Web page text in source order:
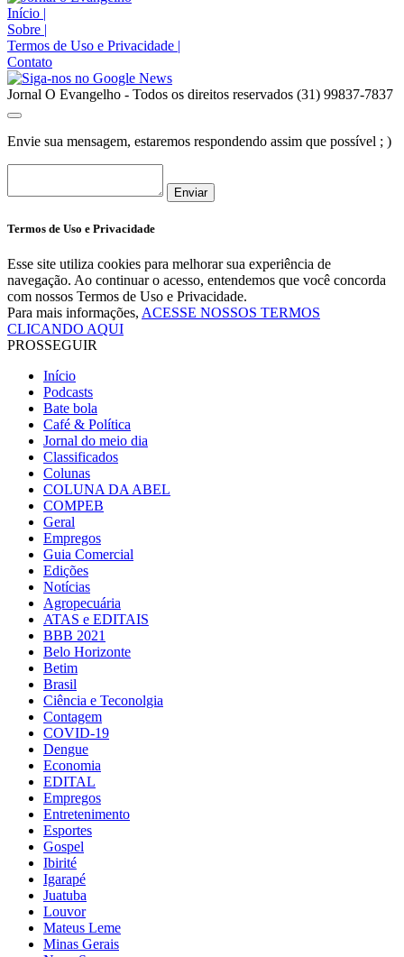
Início |
Sobre |
Termos de Uso e Privacidade |
Contato
Jornal O Evangelho - Todos os direitos reservados (31) 99837-7837
Envie sua mensagem, estaremos respondendo assim que possível ; )
Enviar
Termos de Uso e Privacidade
Esse site utiliza cookies para melhorar sua experiência de
navegação. Ao continuar o acesso, entendemos que você concorda
com nossos Termos de Uso e Privacidade.
Para mais informações, ACESSE NOSSOS TERMOS
CLICANDO AQUI
PROSSEGUIR
Início
Podcasts
Bate bola
Café & Política
Jornal do meio dia
Classificados
Colunas
COLUNA DA ABEL
COMPEB
Geral
Empregos
Guia Comercial
Edições
Notícias
Agropecuária
ATAS e EDITAIS
BBB 2021
Belo Horizonte
Betim
Brasil
Ciência e Teconolgia
Contagem
COVID-19
Dengue
Economia
EDITAL
Empregos
Entretenimento
Esportes
Gospel
Ibirité
Igarapé
Juatuba
Louvor
Mateus Leme
Minas Gerais